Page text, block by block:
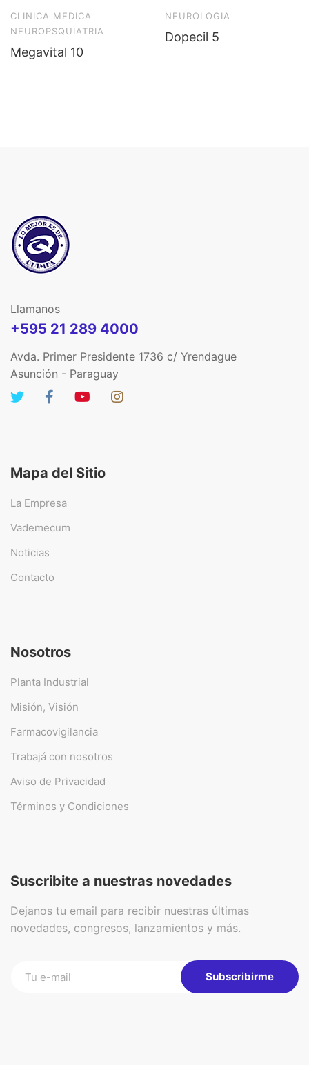
CLINICA MEDICA
NEUROPSQUIATRIA
Megavital 10
NEUROLOGIA
Dopecil 5
Llamanos
+595 21 289 4000
Avda. Primer Presidente 1736 c/ Yrendague
Asunción - Paraguay
Mapa del Sitio
La Empresa
Vademecum
Noticias
Contacto
Nosotros
Planta Industrial
Misión, Visión
Farmacovigilancia
Trabajá con nosotros
Aviso de Privacidad
Términos y Condiciones
Suscribite a nuestras novedades
Dejanos tu email para recibir nuestras últimas
novedades, congresos, lanzamientos y más.
Subscribirme